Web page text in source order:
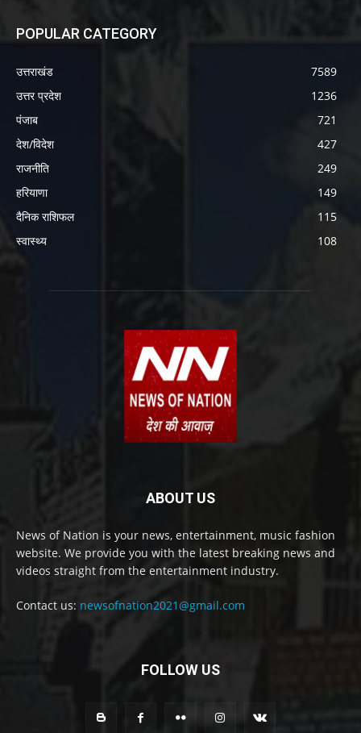
POPULAR CATEGORY
उत्तराखंड
7589
उत्तर प्रदेश
1236
पंजाब
721
देश/विदेश
427
राजनीति
249
हरियाणा
149
दैनिक राशिफल
115
स्वास्थ्य
108
ABOUT US
News of Nation is your news, entertainment, music fashion
website. We provide you with the latest breaking news and
videos straight from the entertainment industry.
Contact us: newsofnation2021@gmail.com
FOLLOW US